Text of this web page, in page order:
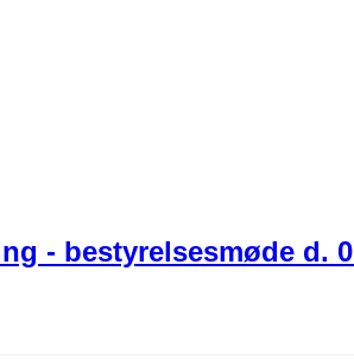
- bestyrelsesmøde d.